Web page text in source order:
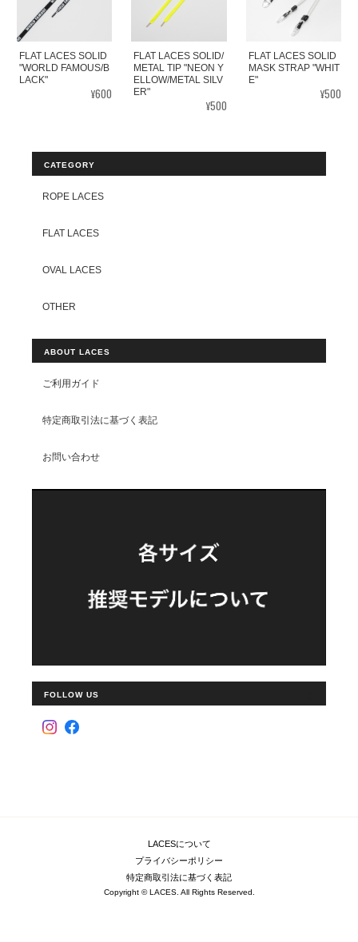
FLAT LACES SOLID
"WORLD FAMOUS/B
LACK"
¥600
FLAT LACES SOLID/
METAL TIP "NEON Y
ELLOW/METAL SILV
ER"
¥500
FLAT LACES SOLID
MASK STRAP "WHIT
E"
¥500
CATEGORY
ROPE LACES
FLAT LACES
OVAL LACES
OTHER
ABOUT LACES
ご利用ガイド
特定商取引法に基づく表記
お問い合わせ
FOLLOW US
LACESについて
プライバシーポリシー
特定商取引法に基づく表記
Copyright © LACES. All Rights Reserved.